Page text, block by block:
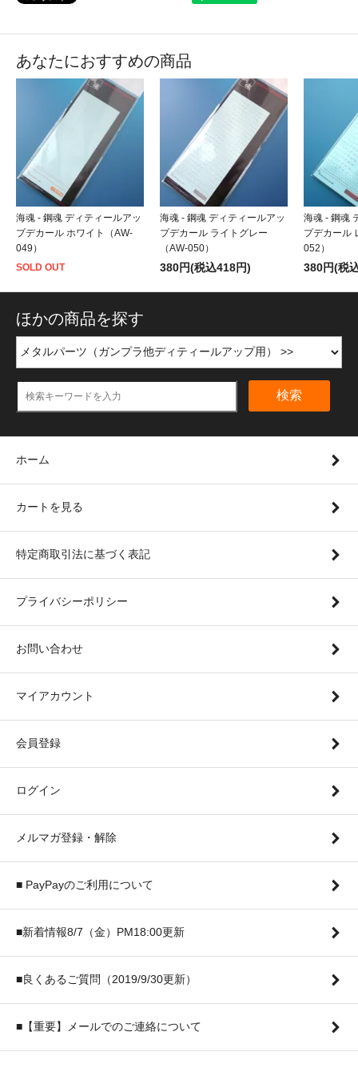
あなたにおすすめの商品
海魂 - 鋼魂 ディティールアッ
プデカール ホワイト（AW-
049）
SOLD OUT
海魂 - 鋼魂 ディティールアッ
プデカール ライトグレー
（AW-050）
380円(税込418円)
海魂 - 鋼魂
プデカール
052）
380円(税
ほかの商品を探す
検索
ホーム
カートを見る
特定商取引法に基づく表記
プライバシーポリシー
お問い合わせ
マイアカウント
会員登録
ログイン
メルマガ登録・解除
■ PayPayのご利用について
■新着情報8/7（金）PM18:00更新
■良くあるご質問（2019/9/30更新）
■【重要】メールでのご連絡について